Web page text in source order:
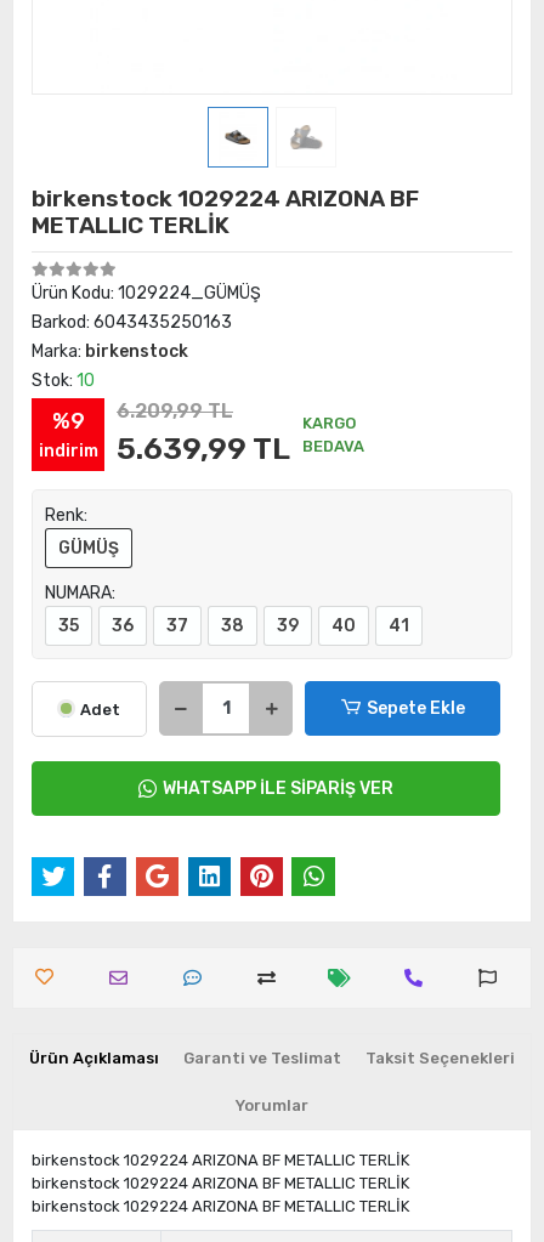
birkenstock 1029224 ARIZONA BF
METALLIC TERLİK
Ürün Kodu: 1029224_GÜMÜŞ
Barkod: 6043435250163
Marka: birkenstock
Stok: 10
%9
indirim
6.209,99 TL
5.639,99 TL
KARGO
BEDAVA
Renk:
GÜMÜŞ
NUMARA:
35
36 37 38 39 40 41
Adet Sepete Ekle
WHATSAPP İLE SİPARİŞ VER
Ürün Açıklaması Garanti ve Teslimat Taksit Seçenekleri
Yorumlar
birkenstock 1029224 ARIZONA BF METALLIC TERLİK
birkenstock 1029224 ARIZONA BF METALLIC TERLİK
birkenstock 1029224 ARIZONA BF METALLIC TERLİK